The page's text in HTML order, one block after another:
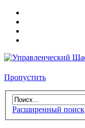
Пропустить
Расширенный поиск